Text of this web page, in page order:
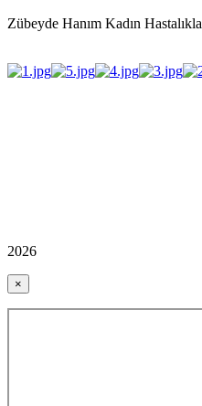
Zübeyde Hanım Kadın
2026
×